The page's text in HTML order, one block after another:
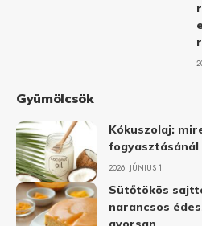
Gyümölcsök
Kókuszolaj:
fogyasztásánál
2026. JÚNIUS 1.
Sütőtökös
narancsos